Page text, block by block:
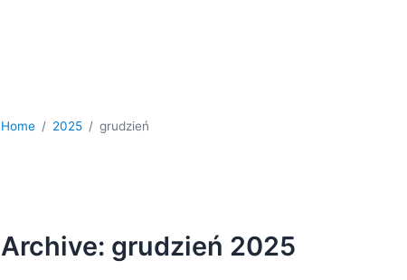
Home 2025 grudzień
Archive: grudzień 2025